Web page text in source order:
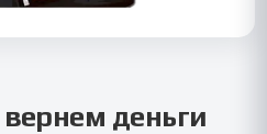
деньги